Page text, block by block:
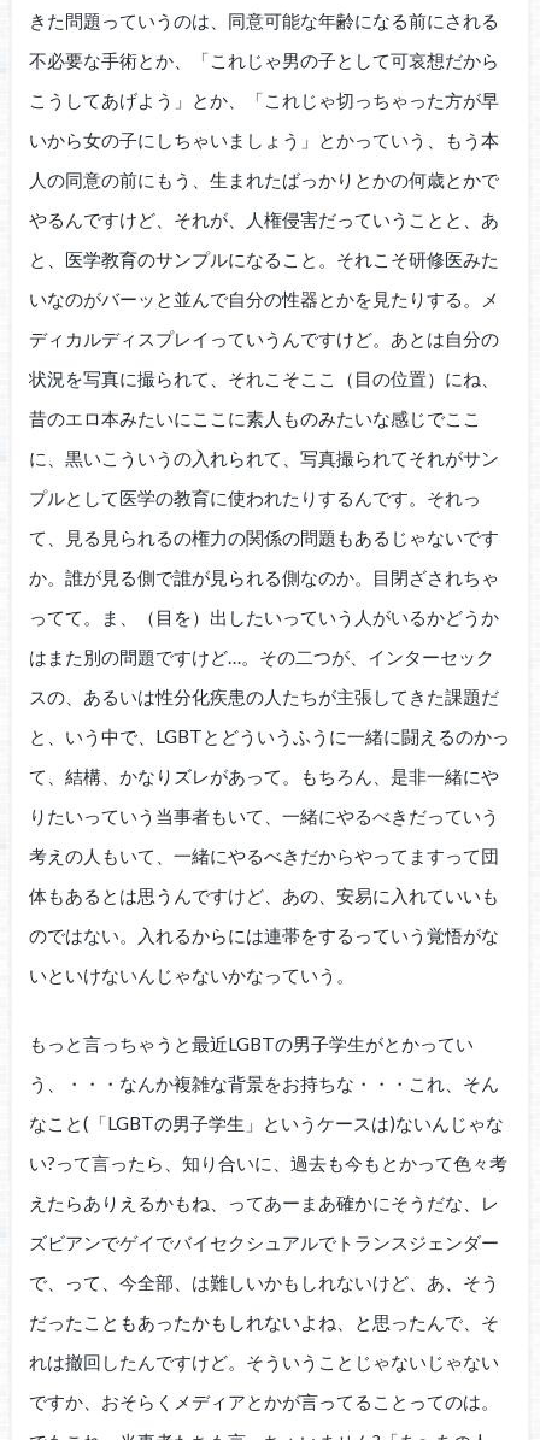
きた問題っていうのは、同意可能な年齢になる前にされる
不必要な手術とか、「これじゃ男の子として可哀想だから
こうしてあげよう」とか、「これじゃ切っちゃった方が早
いから女の子にしちゃいましょう」とかっていう、もう本
人の同意の前にもう、生まれたばっかりとかの何歳とかで
やるんですけど、それが、人権侵害だっていうことと、あ
と、医学教育のサンプルになること。それこそ研修医みた
いなのがバーッと並んで自分の性器とかを見たりする。メ
ディカルディスプレイっていうんですけど。あとは自分の
状況を写真に撮られて、それこそここ（目の位置）にね、
昔のエロ本みたいにここに素人ものみたいな感じでここ
に、黒いこういうの入れられて、写真撮られてそれがサン
プルとして医学の教育に使われたりするんです。それっ
て、見る見られるの権力の関係の問題もあるじゃないです
か。誰が見る側で誰が見られる側なのか。目閉ざされちゃ
ってて。ま、（目を）出したいっていう人がいるかどうか
はまた別の問題ですけど…。その二つが、インターセック
スの、あるいは性分化疾患の人たちが主張してきた課題だ
と、いう中で、LGBTとどういうふうに一緒に闘えるのかっ
て、結構、かなりズレがあって。もちろん、是非一緒にや
りたいっていう当事者もいて、一緒にやるべきだっていう
考えの人もいて、一緒にやるべきだからやってますって団
体もあるとは思うんですけど、あの、安易に入れていいも
のではない。入れるからには連帯をするっていう覚悟がな
いといけないんじゃないかなっていう。
もっと言っちゃうと最近LGBTの男子学生がとかってい
う、・・・なんか複雑な背景をお持ちな・・・これ、そん
なこと(「LGBTの男子学生」というケースは)ないんじゃな
い?って言ったら、知り合いに、過去も今もとかって色々考
えたらありえるかもね、ってあーまあ確かにそうだな、レ
ズビアンでゲイでバイセクシュアルでトランスジェンダー
で、って、今全部、は難しいかもしれないけど、あ、そう
だったこともあったかもしれないよね、と思ったんで、そ
れは撤回したんですけど。そういうことじゃないじゃない
ですか、おそらくメディアとかが言ってることってのは。